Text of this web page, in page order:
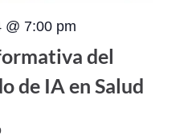
@ 7:00 pm
del
de IA en Salud